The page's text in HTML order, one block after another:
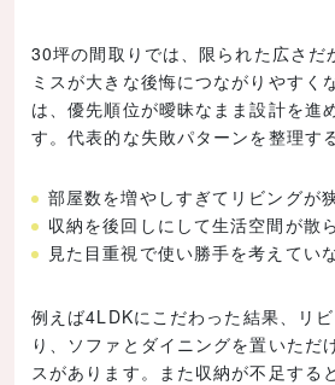
30坪の間取りでは、限られた広さだ
ミスが大きな後悔につながりやすく
は、優先順位が曖昧なまま設計を進
す。代表的な失敗パターンを整理す
部屋数を増やしすぎてリビングが
収納を後回しにして生活空間が散
見た目重視で使い勝手を考えてい
例えば4LDKにこだわった結果、リ
り、ソファとダイニングを置いただ
スがあります。また収納が不足する